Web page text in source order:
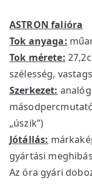
ASTRON falióra
Tok anyaga:
Tok mérete:
szélesség,
Szerkezet: analóg
„úszik”)
Jótállás:
gyártási
Az óra gyári